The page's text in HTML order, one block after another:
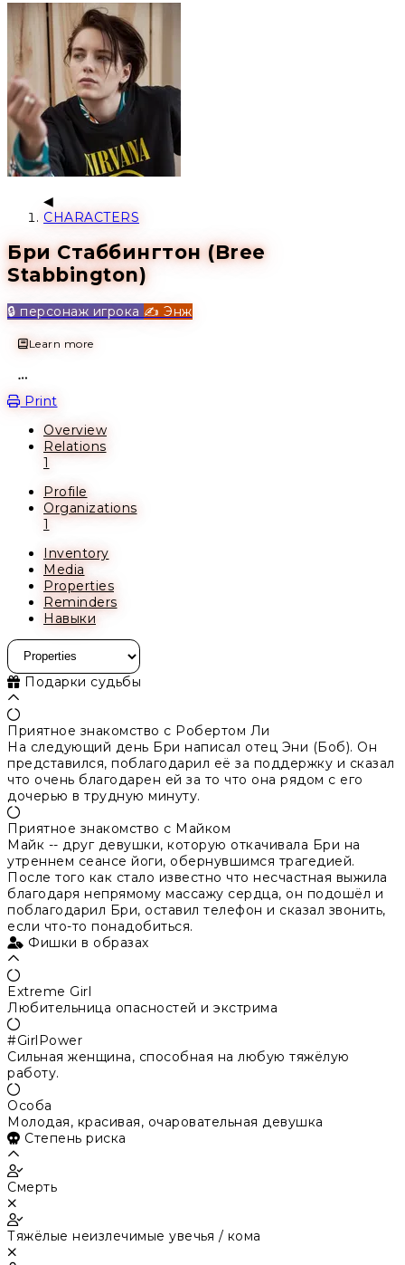
CHARACTERS
Бри Стаббингтон (Bree
Stabbington)
🔒 персонаж игрока ✍️ Энж
Learn more
Print
Overview
Relations
1
Profile
Organizations
1
Inventory
Media
Properties
Reminders
Навыки
Подарки судьбы
Приятное знакомство с Робертом Ли
На следующий день Бри написал отец Эни (Боб). Он
представился, поблагодарил её за поддержку и сказал
что очень благодарен ей за то что она рядом с его
дочерью в трудную минуту.
Приятное знакомство с Майком
Майк -- друг девушки, которую откачивала Бри на
утреннем сеансе йоги, обернувшимся трагедией.
После того как стало известно что несчастная выжила
благодаря непрямому массажу сердца, он подошёл и
поблагодарил Бри, оставил телефон и сказал звонить,
если что-то понадобиться.
Фишки в образах
Extreme Girl
Любительница опасностей и экстрима
#GirlPower
Сильная женщина, способная на любую тяжёлую
работу.
Особа
Молодая, красивая, очаровательная девушка
Степень риска
Смерть
Тяжёлые неизлечимые увечья / кома